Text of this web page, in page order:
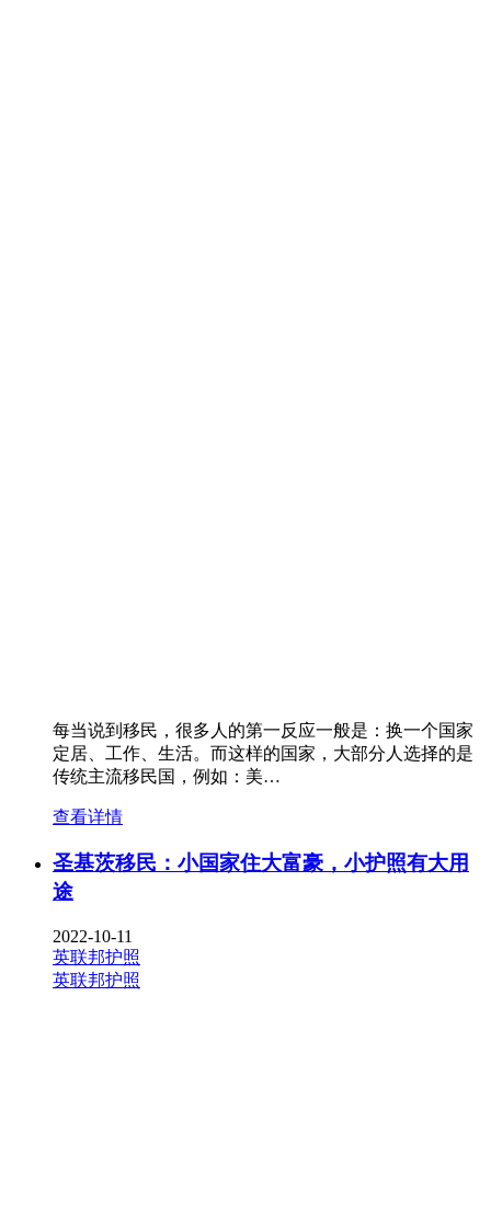
每当说到移民，很多人的第一反应一般是：换一个国家
定居、工作、生活。而这样的国家，大部分人选择的是
传统主流移民国，例如：美…
查看详情
圣基茨移民：小国家住大富豪，小护照有大用
途
2022-10-11
英联邦护照
英联邦护照